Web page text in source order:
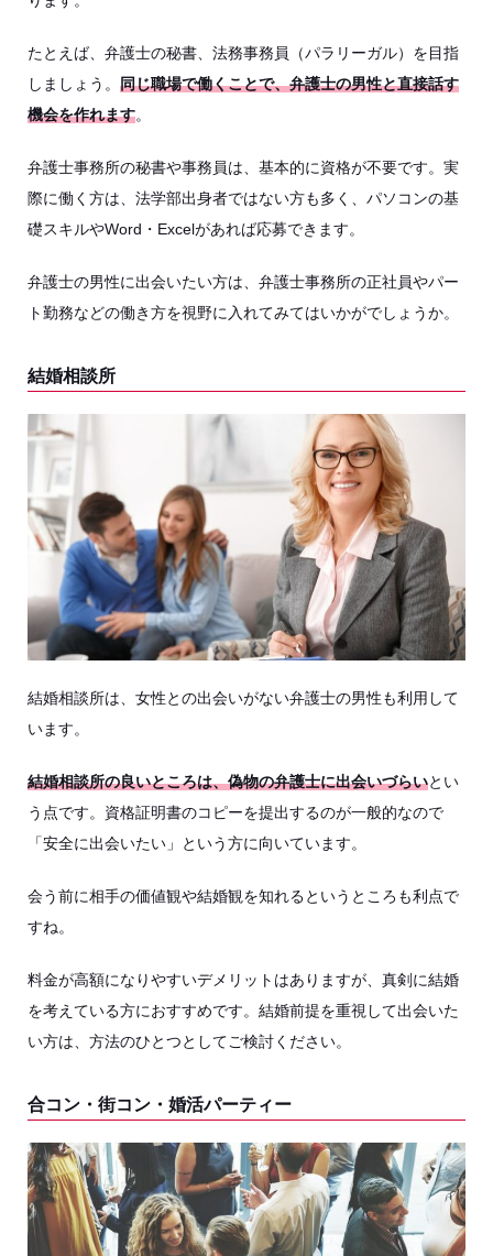
たとえば、弁護士の秘書、法務事務員（パラリーガル）を目指
しましょう。 同じ職場で働くことで、弁護士の男性と直接話す
機会を作れます。
弁護士事務所の秘書や事務員は、基本的に資格が不要です。実
際に働く方は、法学部出身者ではない方も多く、パソコンの基
礎スキルやWord・Excelがあれば応募できます。
弁護士の男性に出会いたい方は、弁護士事務所の正社員やパー
ト勤務などの働き方を視野に入れてみてはいかがでしょうか。
結婚相談所
結婚相談所は、女性との出会いがない弁護士の男性も利用して
います。
結婚相談所の良いところは、偽物の弁護士に出会いづらいとい
う点です。資格証明書のコピーを提出するのが一般的なので
「安全に出会いたい」という方に向いています。
会う前に相手の価値観や結婚観を知れるというところも利点で
すね。
料金が高額になりやすいデメリットはありますが、真剣に結婚
を考えている方におすすめです。結婚前提を重視して出会いた
い方は、方法のひとつとしてご検討ください。
合コン・街コン・婚活パーティー